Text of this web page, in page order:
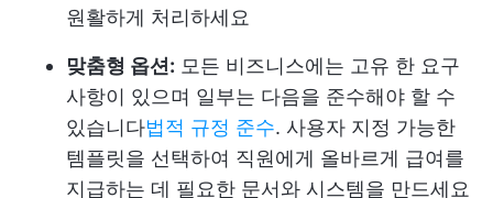
원활하게 처리하세요
맞춤형 옵션: 모든 비즈니스에는 고유 한 요구
사항이 있으며 일부는 다음을 준수해야 할 수
있습니다법적 규정 준수. 사용자 지정 가능한
템플릿을 선택하여 직원에게 올바르게 급여를
지급하는 데 필요한 문서와 시스템을 만드세요